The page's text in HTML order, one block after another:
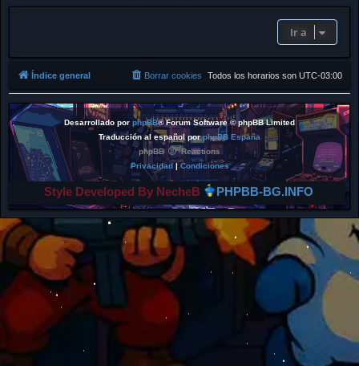
Ir a
Índice general Todos los horarios son UTC-03:00
Borrar cookies
Desarrollado porphpBB® Forum Software © phpBB Limited
Traducción al español porphpBB España
phpBB
Reactions
Privacidad|Condiciones
Style Developed By NecheB PHPBB-BG.INFO